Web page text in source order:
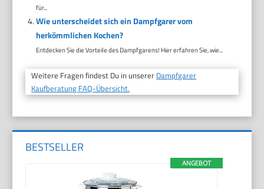
für...
Wie unterscheidet sich ein Dampfgarer vom
herkömmlichen Kochen?
Entdecken Sie die Vorteile des Dampfgarens! Hier erfahren Sie, wie...
Weitere Fragen findest Du in unserer Dampfgarer
Kaufberatung FAQ-Übersicht.
BESTSELLER
ANGEBOT